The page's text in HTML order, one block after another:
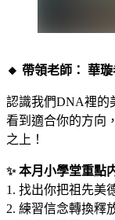
🔸 帶領老師： 華璇
認識我們DNA裡的
看到適合你的方向
之上！
✨本月小學堂重點
1. 找出你把祖先美
2. 練習信念轉換釋